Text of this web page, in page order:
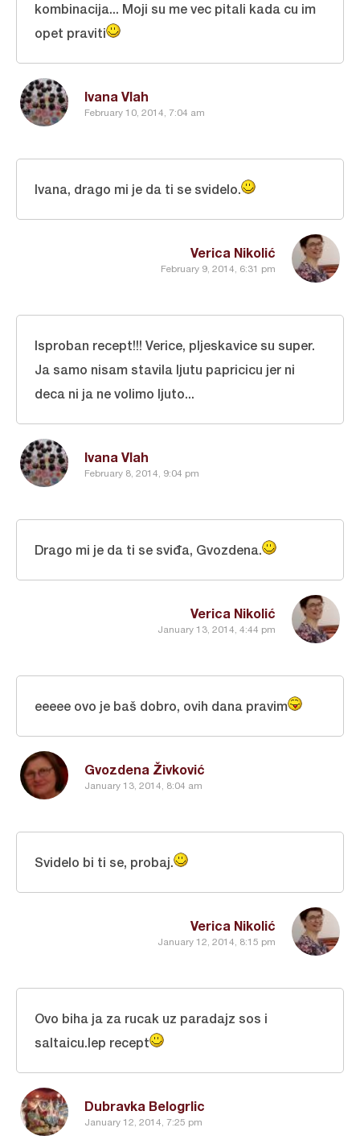
Ivana Vlah
February 10, 2014, 7:04 am
kombinacija... Moji su me vec pitali kada cu im
opet praviti
Verica Nikolić
February 9, 2014, 6:31 pm
Ivana, drago mi je da ti se svidelo.
Ivana Vlah
February 8, 2014, 9:04 pm
Isproban recept!!! Verice, pljeskavice su super.
Ja samo nisam stavila ljutu papricicu jer ni
deca ni ja ne volimo ljuto...
Verica Nikolić
January 13, 2014, 4:44 pm
Drago mi je da ti se sviđa, Gvozdena.
Gvozdena Živković
January 13, 2014, 8:04 am
eeeee ovo je baš dobro, ovih dana pravim
Verica Nikolić
January 12, 2014, 8:15 pm
Svidelo bi ti se, probaj.
Dubravka Belogrlic
January 12, 2014, 7:25 pm
Ovo biha ja za rucak uz paradajz sos i
saltaicu.lep recept